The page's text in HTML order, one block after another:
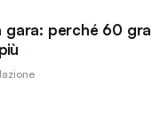
perché 60